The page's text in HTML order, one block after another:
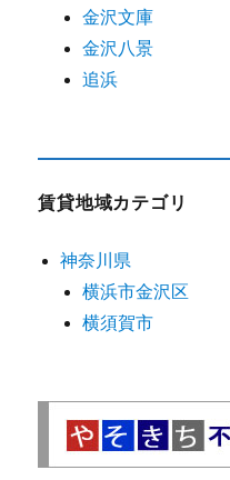
金沢文庫
金沢八景
追浜
賃貸地域カテゴリ
神奈川県
横浜市金沢区
横須賀市